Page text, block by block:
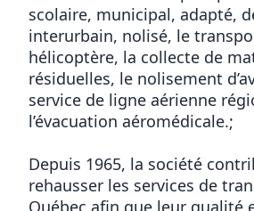
scolaire, municipal, adapté,
interurbain, nolisé, le
hélicoptère, la collecte de
résiduelles, le nolisement
service de ligne aérienne
l’évacuation aéromédicale.;
Depuis 1965, la société
rehausser les services de
Québec afin que leur qualité